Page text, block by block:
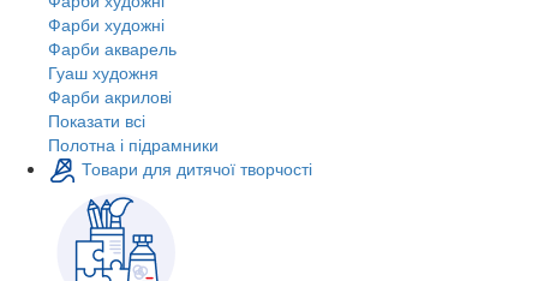
Фарби художні
Фарби акварель
Гуаш художня
Фарби акрилові
Показати всі
Полотна і підрамники
Товари для дитячої творчості